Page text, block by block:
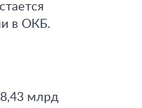
в ОКБ.
млрд